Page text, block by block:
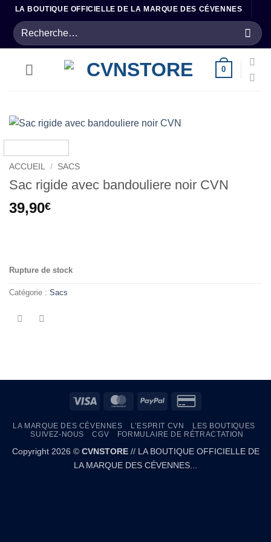
Passer
contenu
LA BOUTIQUE OFFICIELLE DE LA MARQUE DES CÉVENNES
Recherche
pour :
0
ACCUEIL / SACS
Sac rigide avec bandouliere noir CVN
39,90€
Rupture de stock
Catégorie : Sacs
Visa MasterCardPayPal
2
LA MARQUE DES CÉVENNES L’ESPRIT CVN
LES BOUTIQUES
SUIVEZ-NOUS
CGV FORMULAIRE DE RÉTRACTATION
Copyright 2026 © CVNSTORE// LA BOUTIQUE OFFICIELLE DE
LA MARQUE DES CÉVENNES...